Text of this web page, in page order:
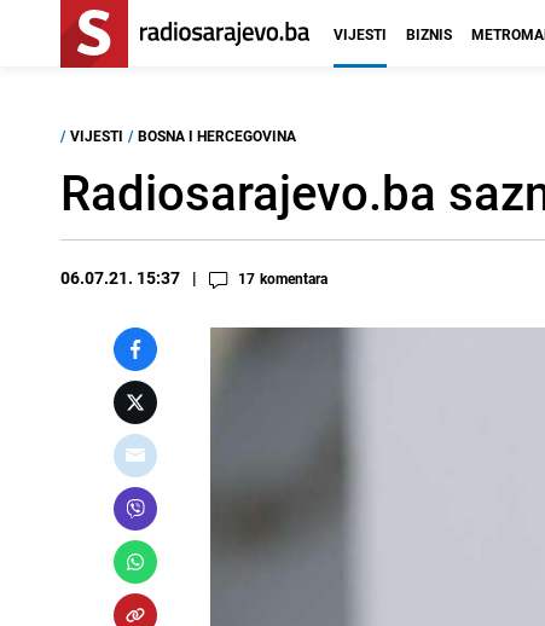
VIJESTI BIZNIS
/ VIJESTI / BOSNA I HERCEGOVINA
Radiosarajevo.ba
06.07.21. 15:37 17 komentara